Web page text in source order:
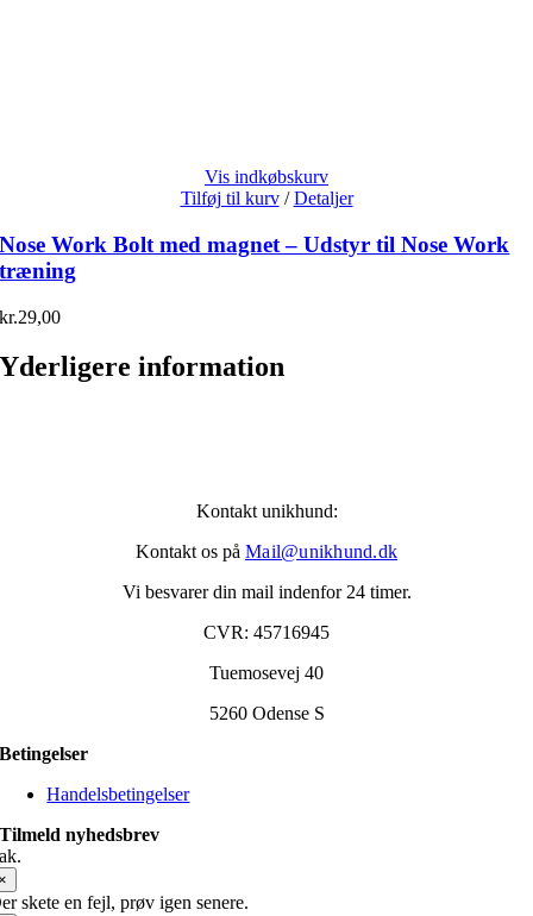
Vis indkøbskurv
Tilføj til kurv / Detaljer
Nose Work Bolt med magnet – Udstyr til Nose Work
træning
kr.29,00
Yderligere information
Kontakt unikhund:
Kontakt os på Mail@unikhund.dk
Vi besvarer din mail indenfor 24 timer.
CVR: 45716945
Tuemosevej 40
5260 Odense S
Betingelser
Handelsbetingelser
Tilmeld nyhedsbrev
skete en fejl, prøv igen senere.